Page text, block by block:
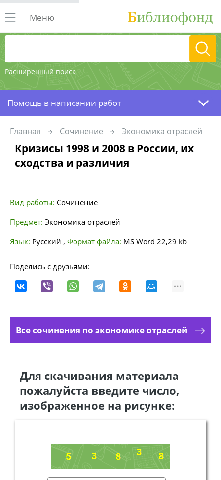
Расширенный поиск
Меню
Помощь в написании работ
Главная Сочинение Экономика отраслей
Кризисы 1998 и 2008 в России, их
сходства и различия
Вид работы: Сочинение
Предмет: Экономика отраслей
Язык: Русский , Формат файла: MS Word 22,29 kb
Поделись с друзьями:
Все сочинения по экономике отраслей
Для скачивания материала
пожалуйста введите число,
изображенное на рисунке: